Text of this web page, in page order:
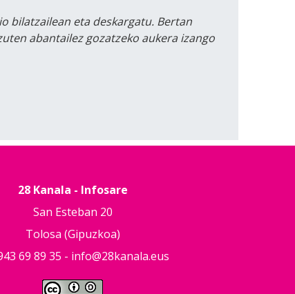
bilatzailean eta deskargatu. Bertan
abantailez gozatzeko aukera izango
28 Kanala - Infosare
San Esteban 20
Tolosa (Gipuzkoa)
69 89 35 - info@28kanala.eus